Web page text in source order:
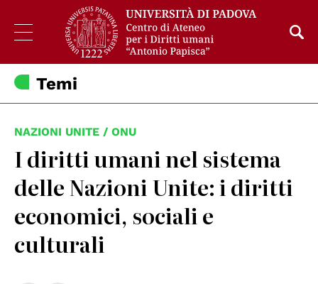
Temi
NAZIONI UNITE / ONU
I diritti umani nel sistema
delle Nazioni Unite: i diritti
economici, sociali e
culturali